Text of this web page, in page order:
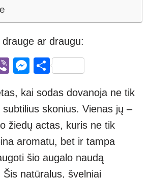
ar draugu:
Vi
er
M
ss
e
n
g
er
S
ar
e
kai sodas dovanoja ne tik
skonius. Vienas jų –
žiedų actas, kuris ne tik
aromatu, bet ir tampa
šio augalo naudą
Šis natūralus, švelniai